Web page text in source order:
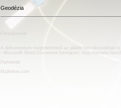
Geodézia
A dokumentum megtekinthető az alábbi formátumokban
- Microsoft Word Document formátum:
http://terratis.hu/
Partnerek
MaXeline.com